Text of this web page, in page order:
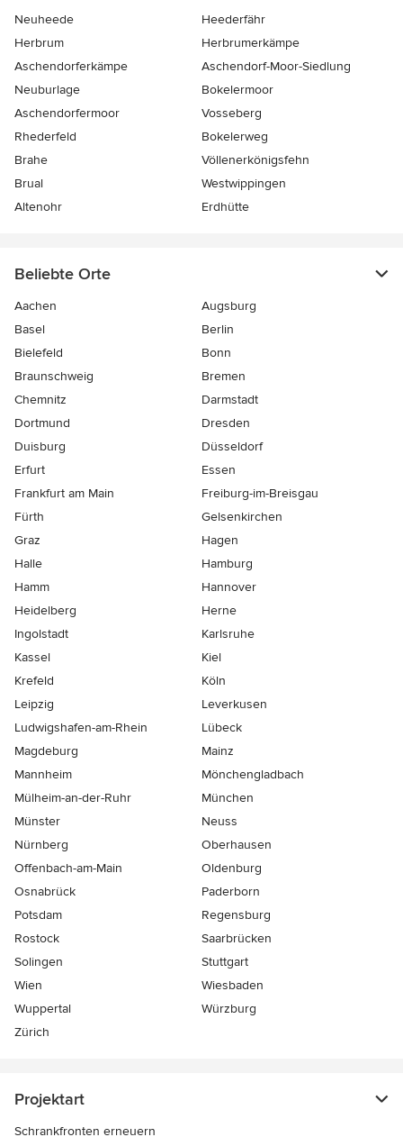
Neuheede
Heederfähr
Herbrum
Herbrumerkämpe
Aschendorferkämpe
Aschendorf-Moor-Siedlung
Neuburlage
Bokelermoor
Aschendorfermoor
Vosseberg
Rhederfeld
Bokelerweg
Brahe
Völlenerkönigsfehn
Brual
Westwippingen
Altenohr
Erdhütte
Beliebte Orte
Aachen
Augsburg
Basel
Berlin
Bielefeld
Bonn
Braunschweig
Bremen
Chemnitz
Darmstadt
Dortmund
Dresden
Duisburg
Düsseldorf
Erfurt
Essen
Frankfurt am Main
Freiburg-im-Breisgau
Fürth
Gelsenkirchen
Graz
Hagen
Halle
Hamburg
Hamm
Hannover
Heidelberg
Herne
Ingolstadt
Karlsruhe
Kassel
Kiel
Krefeld
Köln
Leipzig
Leverkusen
Ludwigshafen-am-Rhein
Lübeck
Magdeburg
Mainz
Mannheim
Mönchen­gladbach
Mülheim-an-der-Ruhr
München
Münster
Neuss
Nürnberg
Oberhausen
Offenbach-am-Main
Oldenburg
Osnabrück
Paderborn
Potsdam
Regensburg
Rostock
Saarbrücken
Solingen
Stuttgart
Wien
Wiesbaden
Wuppertal
Würzburg
Zürich
Projektart
Schrankfronten erneuern